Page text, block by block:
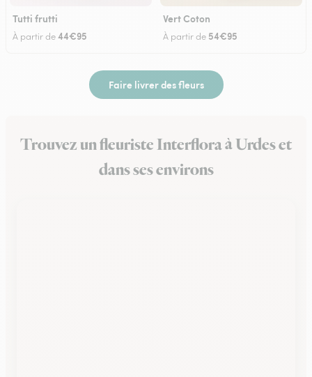
Tutti frutti
À partir de44€95
Vert Coton
À partir de 54€95
Faire livrer des fleurs
Trouvez un fleuriste Interflora à Urdes et
dans ses environs